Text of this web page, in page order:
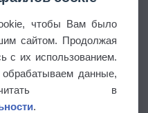
чтобы Вам было
сайтом. Продолжая
с их использованием.
данные,
в
.